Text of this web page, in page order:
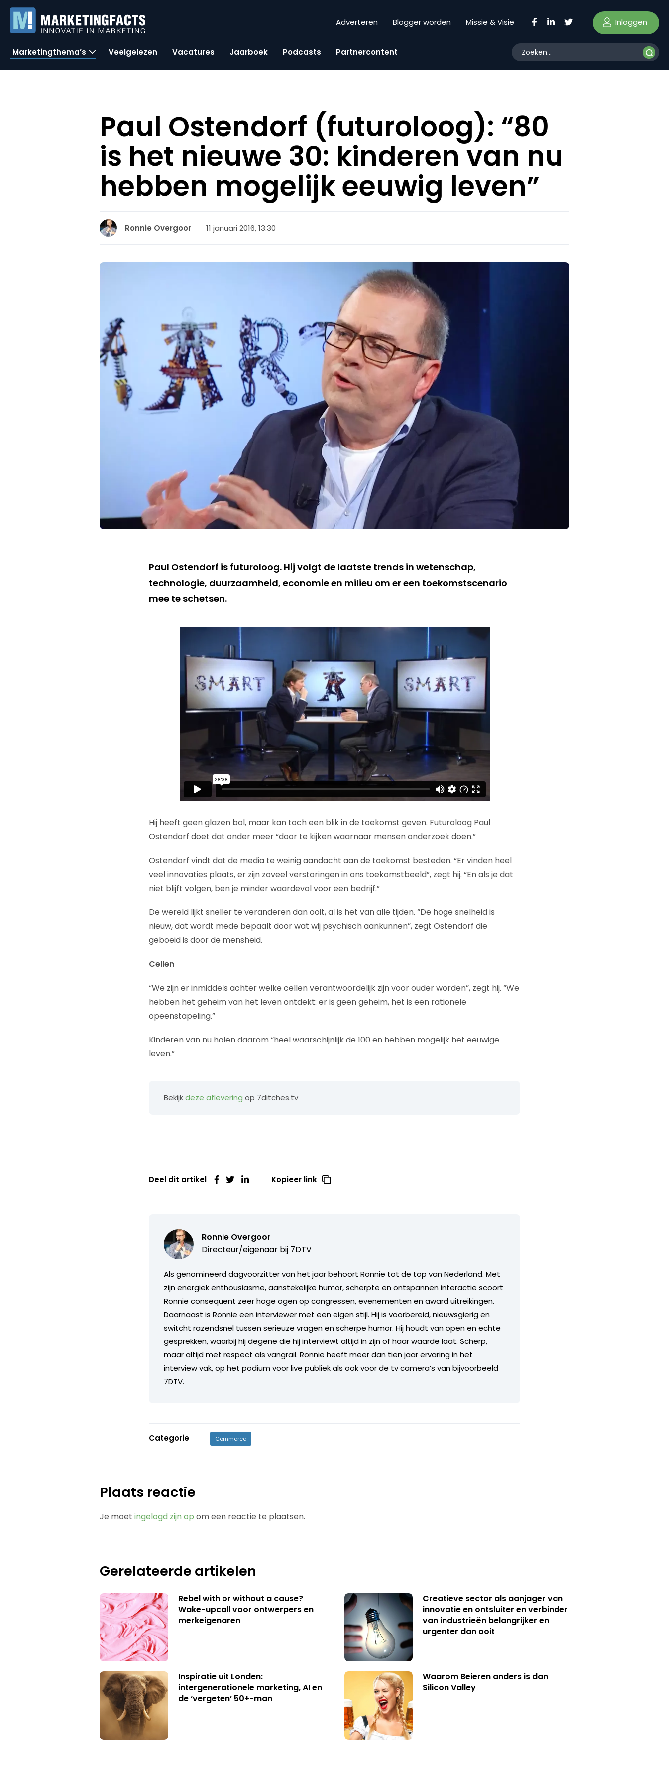
Adverteren Blogger worden Missie & Visie Inloggen
Marketingthema’s Veelgelezen Vacatures Jaarboek Podcasts Partnercontent
Paul Ostendorf (futuroloog): “80
is het nieuwe 30: kinderen van nu
hebben mogelijk eeuwig leven”
Ronnie Overgoor 11 januari 2016, 13:30
Paul Ostendorf is futuroloog. Hij volgt de laatste trends in wetenschap,
technologie, duurzaamheid, economie en milieu om er een toekomstscenario
mee te schetsen.
Hij heeft geen glazen bol, maar kan toch een blik in de toekomst geven. Futuroloog Paul
Ostendorf doet dat onder meer “door te kijken waarnaar mensen onderzoek doen.”
Ostendorf vindt dat de media te weinig aandacht aan de toekomst besteden. “Er vinden heel
veel innovaties plaats, er zijn zoveel verstoringen in ons toekomstbeeld”, zegt hij. “En als je dat
niet blijft volgen, ben je minder waardevol voor een bedrijf.”
De wereld lijkt sneller te veranderen dan ooit, al is het van alle tijden. “De hoge snelheid is
nieuw, dat wordt mede bepaalt door wat wij psychisch aankunnen”, zegt Ostendorf die
geboeid is door de mensheid.
Cellen
“We zijn er inmiddels achter welke cellen verantwoordelijk zijn voor ouder worden”, zegt hij. “We
hebben het geheim van het leven ontdekt: er is geen geheim, het is een rationele
opeenstapeling.”
Kinderen van nu halen daarom “heel waarschijnlijk de 100 en hebben mogelijk het eeuwige
leven.”
Bekijkdeze aflevering op 7ditches.tv
Deel dit artikel Kopieer link
Ronnie Overgoor
Directeur/eigenaar bij 7DTV
Als genomineerd dagvoorzitter van het jaar behoort Ronnie tot de top van Nederland. Met
zijn energiek enthousiasme, aanstekelijke humor, scherpte en ontspannen interactie scoort
Ronnie consequent zeer hoge ogen op congressen, evenementen en award uitreikingen.
Daarnaast is Ronnie een interviewer met een eigen stijl. Hij is voorbereid, nieuwsgierig en
switcht razendsnel tussen serieuze vragen en scherpe humor. Hij houdt van open en echte
gesprekken, waarbij hij degene die hij interviewt altijd in zijn of haar waarde laat. Scherp,
maar altijd met respect als vangrail. Ronnie heeft meer dan tien jaar ervaring in het
interview vak, op het podium voor live publiek als ook voor de tv camera’s van bijvoorbeeld
7DTV.
Categorie Commerce
Plaats reactie
Je moetingelogd zijn op om een reactie te plaatsen.
Gerelateerde artikelen
Rebel with or without a cause?
Wake-upcall voor ontwerpers en
merkeigenaren
Creatieve sector als aanjager van
innovatie en ontsluiter en verbinder
van industrieën belangrijker en
urgenter dan ooit
Inspiratie uit Londen:
intergenerationele marketing, AI en
de ‘vergeten’ 50+-man
Waarom Beieren anders is dan
Silicon Valley